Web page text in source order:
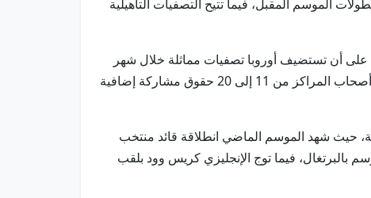
على إعفاء كامل للمشاركة في جميع بطولات الموسم المقبل، فيما تتيح التصفيات التأهيلية
على أن تستضيف أوروبا تصفيات مماثلة خلال شهر
أكتوبر المقبل. ويحصل أصحاب المراكز العشرة الأولى في كل تصفيات على عضوية كاملة للموسم، بينما ينال اللاعبون أصحاب المراكز من 11 إلى 20 حقوق مشاركة إضافية
حيث شهد الموسم الماضي انطلاقة قائد منتخب
فيما توج الإنجليزي كريس وود بلقب